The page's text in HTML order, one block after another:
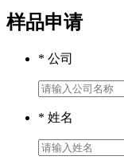
样品申请
* 公司
* 姓名